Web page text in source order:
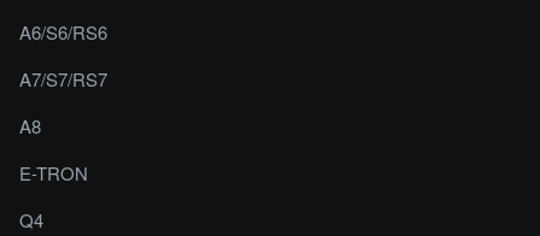
A6/S6/RS6
A7/S7/RS7
A8
E-TRON
Q4